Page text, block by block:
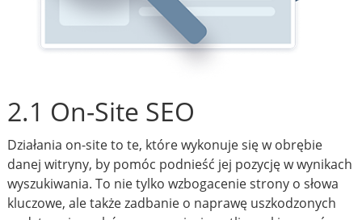
2.1 On-Site SEO
Działania on-site to te, które wykonuje się w obrębie
danej witryny, by pomóc podnieść jej pozycję w wynikach
wyszukiwania. To nie tylko wzbogacenie strony o słowa
kluczowe, ale także zadbanie o naprawę uszkodzonych